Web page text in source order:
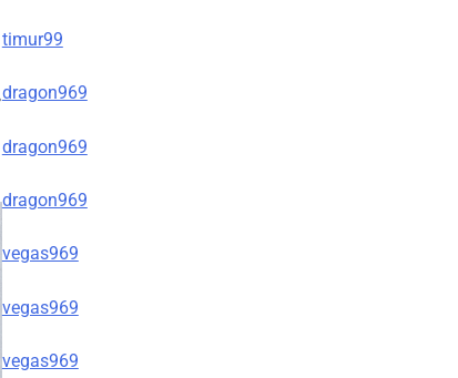
timur99
dragon969
dragon969
dragon969
vegas969
vegas969
vegas969